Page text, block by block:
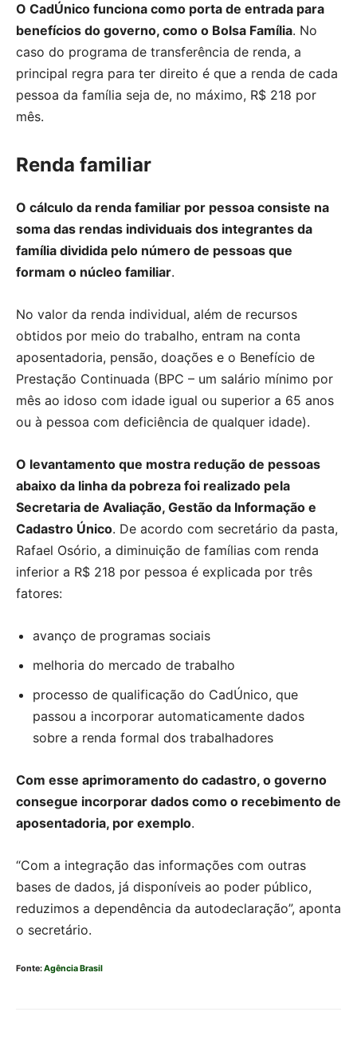
O CadÚnico funciona como porta de entrada para
benefícios do governo, como o Bolsa Família. No
caso do programa de transferência de renda, a
principal regra para ter direito é que a renda de cada
pessoa da família seja de, no máximo, R$ 218 por
mês.
Renda familiar
O cálculo da renda familiar por pessoa consiste na
soma das rendas individuais dos integrantes da
família dividida pelo número de pessoas que
formam o núcleo familiar.
No valor da renda individual, além de recursos
obtidos por meio do trabalho, entram na conta
aposentadoria, pensão, doações e o Benefício de
Prestação Continuada (BPC – um salário mínimo por
mês ao idoso com idade igual ou superior a 65 anos
ou à pessoa com deficiência de qualquer idade).
O levantamento que mostra redução de pessoas
abaixo da linha da pobreza foi realizado pela
Secretaria de Avaliação, Gestão da Informação e
Cadastro Único. De acordo com secretário da pasta,
Rafael Osório, a diminuição de famílias com renda
inferior a R$ 218 por pessoa é explicada por três
fatores:
avanço de programas sociais
melhoria do mercado de trabalho
processo de qualificação do CadÚnico, que
passou a incorporar automaticamente dados
sobre a renda formal dos trabalhadores
Com esse aprimoramento do cadastro, o governo
consegue incorporar dados como o recebimento de
aposentadoria, por exemplo.
“Com a integração das informações com outras
bases de dados, já disponíveis ao poder público,
reduzimos a dependência da autodeclaração”, aponta
o secretário.
Fonte:Agência Brasil